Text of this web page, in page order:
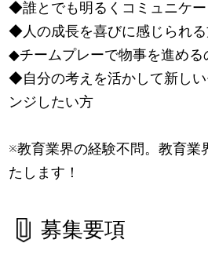
◆誰とでも明るくコミュニケ
◆人の成長を喜びに感じられ
◆チームプレーで物事を進める
◆自分の考えを活かして新し
ンジしたい方
※教育業界の経験不問。教育業
たします！
募集要項